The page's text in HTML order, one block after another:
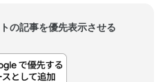
の記事を優先表示させる